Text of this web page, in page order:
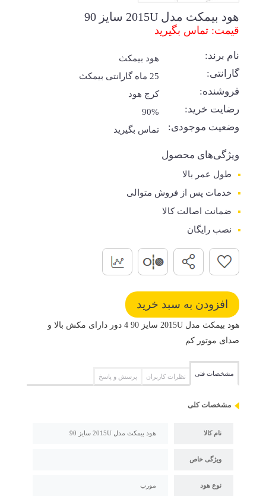
هود بیمکث مدل 2015U سایز 90
قیمت: تماس بگیرید
نام برند: هود بیمکث
گارانتی: 25 ماه گارانتی بیمکث
فروشنده: کرج هود
رضایت خرید: 90%
وضعیت موجودی: تماس بگیرید
ویژگی‌های محصول
طول عمر بالا
خدمات پس از فروش متوالی
ضمانت اصالت کالا
نصب رایگان
هود بیمکث مدل 2015U سایز 90 4 دور دارای مکش بالا و
صدای موتور کم
مشخصات فنی نظرات کاربران پرسش و پاسخ
مشخصات کلی
نام کالا هود بیمکث مدل 2015U سایز 90
ویژگی خاص
نوع هود مورب